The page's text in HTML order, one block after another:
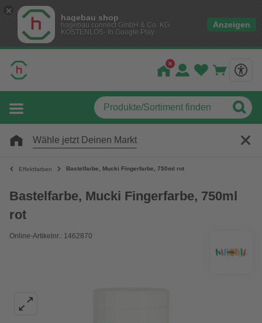
hagebau shop
hagebau connect GmbH & Co. KG
KOSTENLOS- In Google Play
Anzeigen
Wähle jetzt Deinen Markt
Effektfarben Bastelfarbe, Mucki Fingerfarbe, 750ml rot
Bastelfarbe, Mucki Fingerfarbe, 750ml
rot
Online-Artikelnr.: 1462870